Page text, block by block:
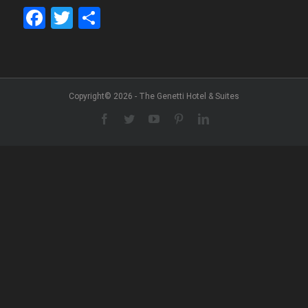
Facebook
Twitter
Copyright© 2026 - The Genetti Hotel & Suites
Facebook
TwitterYouTubePinterestLinkedIn